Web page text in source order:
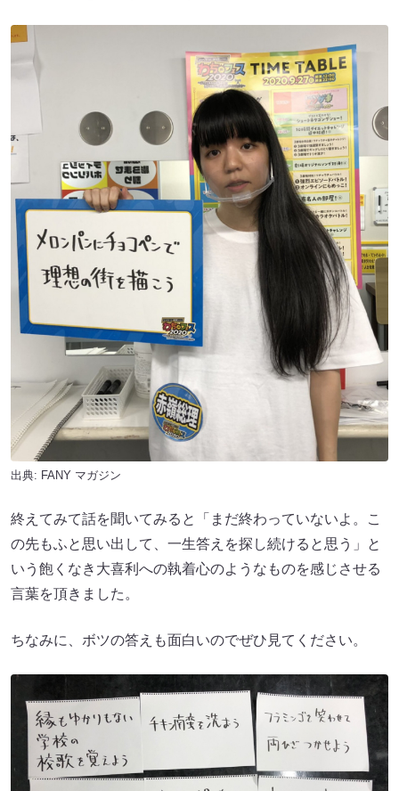
出典: FANY マガジン
終えてみて話を聞いてみると「まだ終わっていないよ。こ
の先もふと思い出して、一生答えを探し続けると思う」と
いう飽くなき大喜利への執着心のようなものを感じさせる
言葉を頂きました。
ちなみに、ボツの答えも面白いのでぜひ見てください。